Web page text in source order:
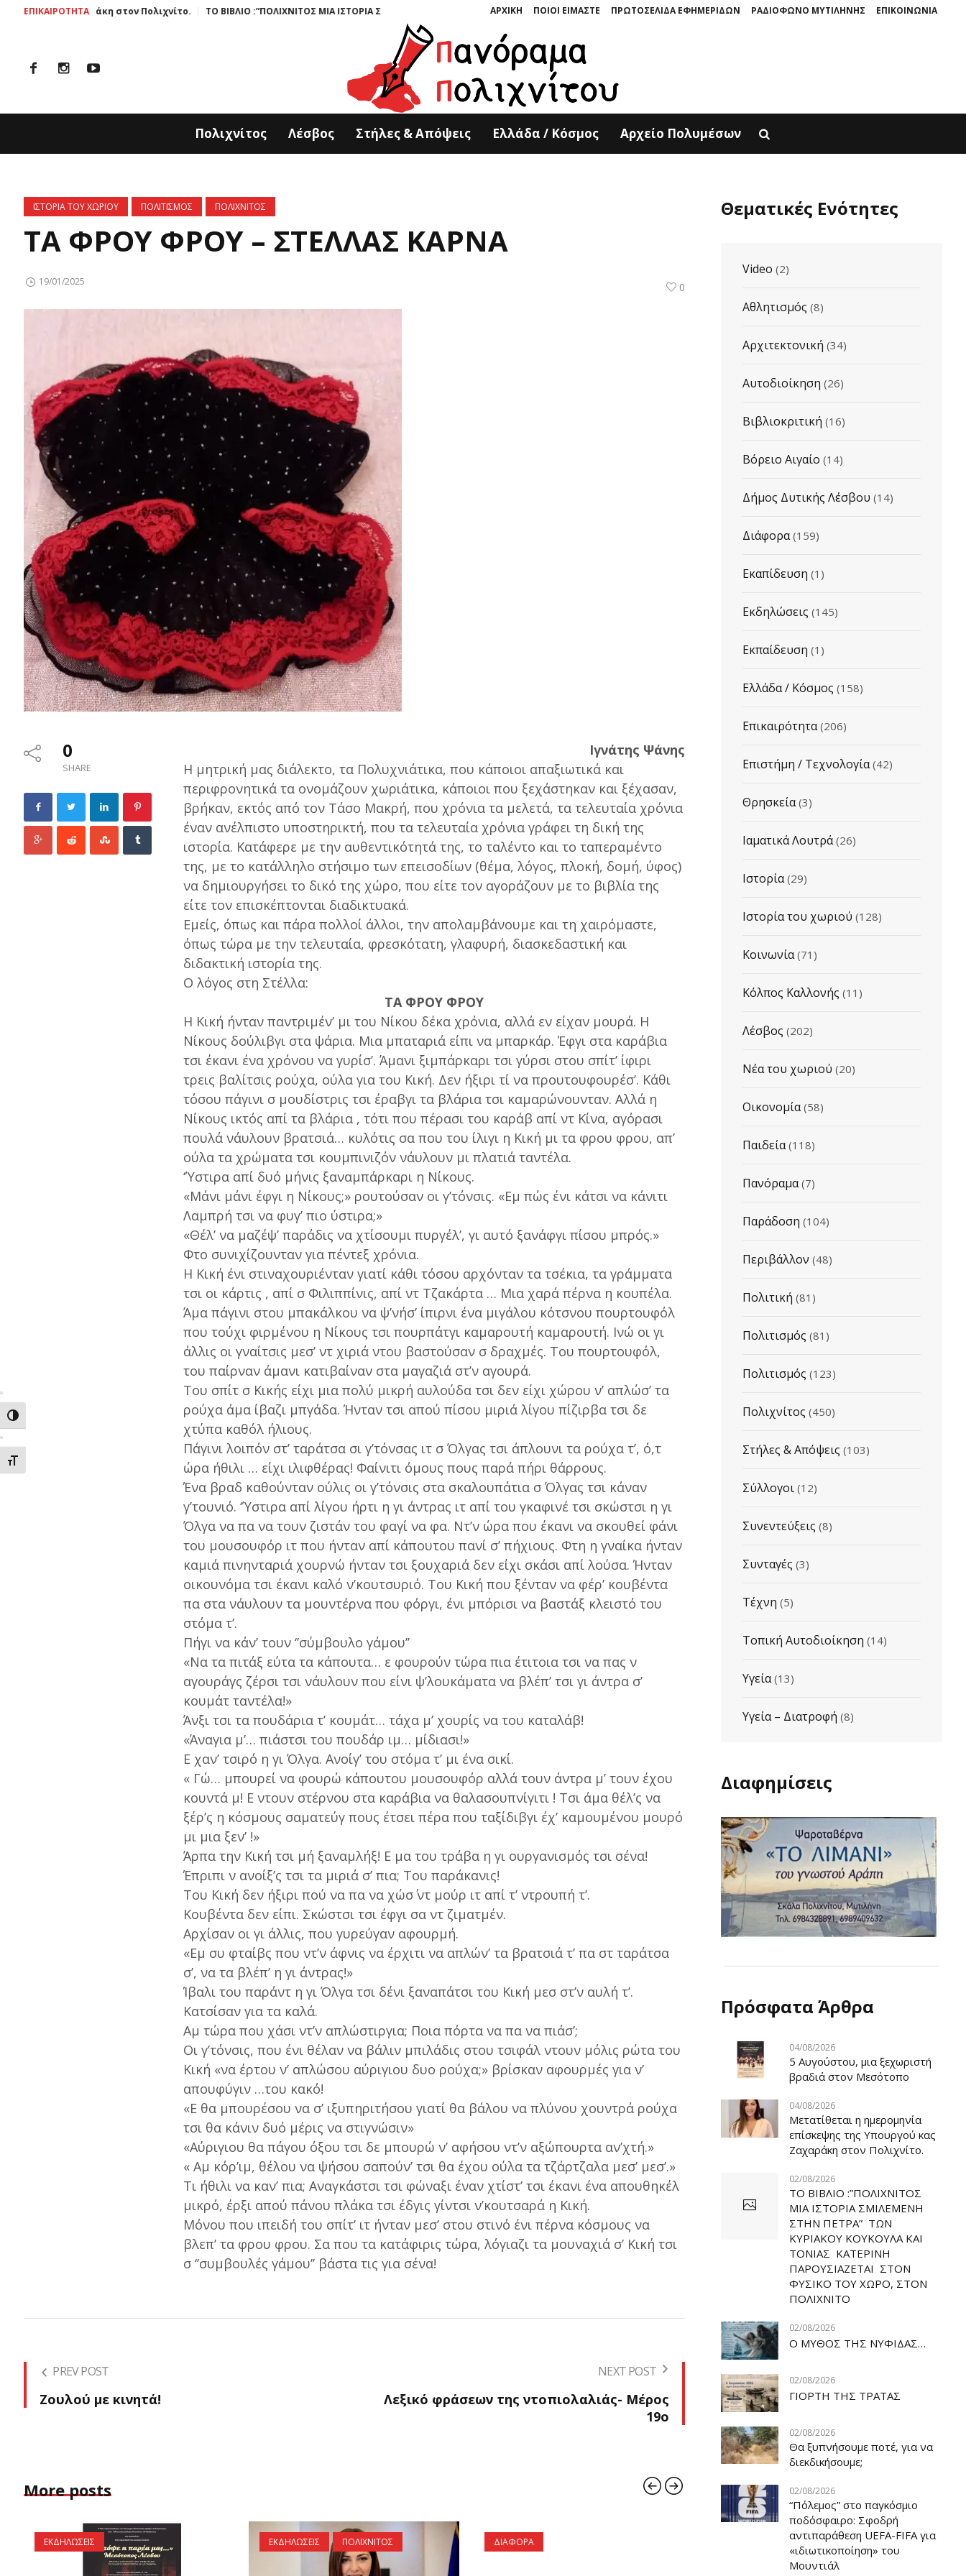
ΕΝΑΛΛΑΓΗ ΥΨΗΛΗΣ ΑΝΤΙΘΕΣΗΣ
ΕΝΑΛΛΑΓΗ ΜΕΓΕΘΟΥΣ ΓΡΑΜΜΑΤΩΝ
ΑΡΧΙΚΗ ΠΟΙΟΙ ΕΙΜΑΣΤΕ ΠΡΩΤΟΣΕΛΙΔΑ ΕΦΗΜΕΡΙΔΩΝ ΡΑΔΙΟΦΩΝΟ ΜΥΤΙΛΗΝΗΣ ΕΠΙΚΟΙΝΩΝΙΑ
ΕΠΙΚΑΙΡΟΤΗΤΑ
Ζαχαράκη στον Πολιχνίτο. ΤΟ ΒΙΒΛΙΟ :”ΠΟΛΙΧΝΙΤΟΣ ΜΙΑ ΙΣΤΟΡΙΑ ΣΜΙΛΕΜΕΝΗ ΣΤΗΝ ΠΕΤΡΑ” ΤΩΝ ΚΥΡΙΑΚΟΥ ΚΟΥΚΟΥΛΑ ΚΑΙ ΤΟΝΙΑΣ ΚΑΤΕΡΙΝΗ ΠΑΡΟΥΣΙΑΖΕΤΑΙ ΣΤΟΝ ΦΥΣΙΚΟ ΤOY ΧΩΡΟ, ΣΤΟΝ ΠΟΛΙΧΝΙΤΟ
Πολιχνίτος Λέσβος Στήλες & Απόψεις Ελλάδα / Κόσμος Αρχείο Πολυμέσων
ΙΣΤΟΡΙΑ ΤΟΥ ΧΩΡΙΟΥ ΠΟΛΙΤΙΣΜΟΣ ΠΟΛΙΧΝΙΤΟΣ
ΤΑ ΦΡΟΥ ΦΡΟΥ – ΣΤΕΛΛΑΣ ΚΑΡΝΑ
0
19/01/2025
0
SHARE
Ιγνάτης Ψάνης
Η μητρική μας διάλεκτο, τα Πολυχνιάτικα, που κάποιοι απαξιωτικά και
περιφρονητικά τα ονομάζουν χωριάτικα, κάποιοι που ξεχάστηκαν και ξέχασαν,
βρήκαν, εκτός από τον Τάσο Μακρή, που χρόνια τα μελετά, τα τελευταία χρόνια
έναν ανέλπιστο υποστηρικτή, που τα τελευταία χρόνια γράφει τη δική της
ιστορία. Kατάφερε με την αυθεντικότητά της, το ταλέντο και το ταπεραμέντο
της, με το κατάλληλο στήσιμο των επεισοδίων (θέμα, λόγος, πλοκή, δομή, ύφος)
να δημιουργήσει το δικό της χώρο, που είτε τον αγοράζουν με το βιβλία της
είτε τον επισκέπτονται διαδικτυακά.
Εμείς, όπως και πάρα πολλοί άλλοι, την απολαμβάνουμε και τη χαιρόμαστε,
όπως τώρα με την τελευταία, φρεσκότατη, γλαφυρή, διασκεδαστική και
διδακτική ιστορία της.
Ο λόγος στη Στέλλα:
ΤΑ ΦΡΟΥ ΦΡΟΥ
Η Κική ήνταν παντριμέν’ μι του Νίκου δέκα χρόνια, αλλά εν είχαν μουρά. Η
Νίκους δούλιβγι στα ψάρια. Μια μπαταριά είπι να μπαρκάρ. Έφγι στα καράβια
τσι έκανι ένα χρόνου να γυρίσ’. Άμανι ξιμπάρκαρι τσι γύρσι στου σπίτ’ ίφιρι
τρεις βαλίτσις ρούχα, ούλα για του Κική. Δεν ήξιρι τί να προυτουφουρέσ’. Κάθι
τόσου πάγινι σ μουδίστρις τσι έραβγι τα βλάρια τσι καμαρώνουνταν. Αλλά η
Νίκους ικτός απί τα βλάρια , τότι που πέρασι του καράβ απί ντ Κίνα, αγόρασι
πουλά νάυλουν βρατσιά… κυλότις σα που του ίλιγι η Κική μι τα φρου φρου, απ’
ούλα τα χρώματα τσι κουμπινιζόν νάυλουν μι πλατιά ταντέλα.
‘Ύστιρα απί δυό μήνις ξαναμπάρκαρι η Νίκους.
«Μάνι μάνι έφγι η Νίκους;» ρουτούσαν οι γ’τόνσις. «Εμ πώς ένι κάτσι να κάνιτι
Λαμπρή τσι να φυγ’ πιο ύστιρα;»
«Θέλ’ να μαζέψ’ παράδις να χτίσουμι πυργέλ’, γι αυτό ξανάφγι πίσου μπρός.»
Φτο συνιχίζουνταν για πέντεξ χρόνια.
Η Κική ένι στιναχουριένταν γιατί κάθι τόσου αρχόνταν τα τσέκια, τα γράμματα
τσι οι κάρτις , απί σ Φιλιππίνις, απί ντ Τζακάρτα … Μια χαρά πέρνα η κουπέλα.
Άμα πάγινι στου μπακάλκου να ψ’νήσ’ ίπιρνι ένα μιγάλου κότσνου πουρτουφόλ
που τούχι φιρμένου η Νίκους τσι πουρπάτγι καμαρουτή καμαρουτή. Ινώ οι γι
άλλις οι γναίτσις μεσ’ ντ χιριά ντου βαστούσαν σ δραχμές. Του πουρτουφόλ,
του παίρναν άμανι κατιβαίναν στα μαγαζιά στ’ν αγουρά.
Του σπίτ σ Κικής είχι μια πολύ μικρή αυλούδα τσι δεν είχι χώρου ν’ απλώσ’ τα
ρούχα άμα ίβαζι μπγάδα. Ήνταν τσι απού πίσου μιριά λίγου πίζιρβα τσι δε
χτύπα καθόλ ήλιους.
Πάγινι λοιπόν στ’ ταράτσα σι γ’τόνσας ιτ σ Όλγας τσι άπλουνι τα ρούχα τ’, ό,τ
ώρα ήθιλι … είχι ιλιφθέρας! Φαίνιτι όμους πους παρά πήρι θάρρους.
Ένα βραδ καθούνταν ούλις οι γ’τόνσις στα σκαλουπάτια σ Όλγας τσι κάναν
γ’τουνιό. ‘Ύστιρα απί λίγου ήρτι η γι άντρας ιτ απί του γκαφινέ τσι σκώστσι η γι
Όλγα να πα να τουν ζιστάν του φαγί να φα. Ντ’ν ώρα που έκανι να σκουθεί φάνι
του μουσουφόρ ιτ που ήνταν απί κάπουτου πανί σ’ πήχιους. Φτη η γναίκα ήνταν
καμιά πινηνταριά χουρνώ ήνταν τσι ξουχαριά δεν είχι σκάσι απί λούσα. Ήνταν
οικουνόμα τσι έκανι καλό ν’κουτσυριό. Του Κική που ξένταν να φέρ’ κουβέντα
πα στα νάυλουν τα μουντέρνα που φόργι, ένι μπόρισι να βαστάξ κλειστό του
στόμα τ’.
Πήγι να κάν’ τουν ‘’σύμβουλο γάμου’’
«Να τα πιτάξ εύτα τα κάπουτα… ε φουρούν τώρα πια έτιτοια τσι να πας ν
αγουράγς ζέρσι τσι νάυλουν που είνι ψ’λουκάματα να βλέπ’ τσι γι άντρα σ’
κουμάτ ταντέλα!»
Άνξι τσι τα πουδάρια τ’ κουμάτ… τάχα μ’ χουρίς να του καταλάβ!
«Άναγια μ’… πιάστσι του πουδάρ ιμ… μίδιασι!»
Ε χαν’ τσιρό η γι Όλγα. Ανοίγ’ του στόμα τ’ μι ένα σικί.
« Γώ… μπουρεί να φουρώ κάπουτου μουσουφόρ αλλά τουν άντρα μ’ τουν έχου
κουντά μ! Ε ντουν στέρνου στα καράβια να θαλασουπνίγιτι ! Τσι άμα θέλ’ς να
ξέρ’ς η κόσμους σαματεύγ πους έτσει πέρα που ταξίδιβγι έχ’ καμουμένου μουρό
μι μια ξεν’ !»
Άρπα την Κική τσι μή ξαναμλήξ! Ε μα του τράβα η γι ουργανισμός τσι σένα!
Έπριπι ν ανοίξ’ς τσι τα μιριά σ’ πια; Του παράκανις!
Του Κική δεν ήξιρι πού να πα να χώσ΄ ντ μούρ ιτ απί τ’ ντρουπή τ’.
Κουβέντα δεν είπι. Σκώστσι τσι έφγι σα ντ ζιματμέν.
Αρχίσαν οι γι άλλις, που γυρεύγαν αφουρμή.
«Εμ συ φταίβς που ντ’ν άφνις να έρχιτι να απλών’ τα βρατσιά τ’ πα στ ταράτσα
σ’, να τα βλέπ’ η γι άντρας!»
Ίβαλι του παράντ η γι Όλγα τσι δένι ξαναπάτσι του Κική μεσ στ’ν αυλή τ’.
Κατσίσαν για τα καλά.
Αμ τώρα που χάσι ντ’ν απλώστιργια; Ποια πόρτα να πα να πιάσ’;
Οι γ’τόνσις, που ένι θέλαν να βάλιν μπιλάδις στου τσιφάλ ντουν μόλις ρώτα του
Κική «να έρτου ν’ απλώσου αύριγιου δυο ρούχα;» βρίσκαν αφουρμές για ν’
απουφύγιν …του κακό!
«Ε θα μπουρέσου να σ’ ιξυπηριτήσου γιατί θα βάλου να πλύνου χουντρά ρούχα
τσι θα κάνιν δυό μέρις να στιγνώσιν»
«Αύριγιου θα πάγου όξου τσι δε μπουρώ ν’ αφήσου ντ’ν αξώπουρτα αν’χτή.»
« Αμ κόρ’ιμ, θέλου να ψήσου σαπούν’ τσι θα έχου ούλα τα τζάρτζαλα μεσ’ μεσ’.»
Τι ήθιλι να καν’ πια; Αναγκάστσι τσι φώναξι έναν χτίστ’ τσι έκανι ένα απουθηκέλ
μικρό, έρξι απού πάνου πλάκα τσι έδγις γίντσι ν’κουτσαρά η Κική.
Μόνου που ιπειδή του σπίτ’ ιτ ήνταν μεσ’ στου στινό ένι πέρνα κόσμους να
βλεπ’ τα φρου φρου. Σα που τα κατάφιρις τώρα, λόγιαζι τα μουναχιά σ’ Κική τσι
σ ‘’συμβουλές γάμου’’ βάστα τις για σένα!
PREV POST
Ζουλού με κινητά!
NEXT POST
Λεξικό φράσεων της ντοπιολαλιάς- Μέρος
19ο
More posts
ΕΚΔΗΛΩΣΕΙΣ ΕΚΔΗΛΩΣΕΙΣ ΠΟΛΙΧΝΙΤΟΣ ΔΙΑΦΟΡΑ
ΠΑΡΑΔΟΣΗ
Θεματικές Ενότητες
Video (2)
Αθλητισμός (8)
Αρχιτεκτονική (34)
Αυτοδιοίκηση (26)
Βιβλιοκριτική (16)
Βόρειο Αιγαίο (14)
Δήμος Δυτικής Λέσβου (14)
Διάφορα(159)
Εκαπίδευση (1)
Εκδηλώσεις (145)
Εκπαίδευση (1)
Ελλάδα / Κόσμος (158)
Επικαιρότητα(206)
Επιστήμη / Τεχνολογία(42)
Θρησκεία(3)
Ιαματικά Λουτρά(26)
Ιστορία(29)
Ιστορία του χωριού (128)
Κοινωνία(71)
Κόλπος Καλλονής (11)
Λέσβος (202)
Νέα του χωριού (20)
Οικονομία(58)
Παιδεία(118)
Πανόραμα(7)
Παράδοση (104)
Περιβάλλον (48)
Πολιτική (81)
Πολιτισμός (81)
Πολιτισμός (123)
Πολιχνίτος (450)
Στήλες & Απόψεις (103)
Σύλλογοι(12)
Συνεντεύξεις (8)
Συνταγές (3)
Τέχνη (5)
Τοπική Αυτοδιοίκηση (14)
Υγεία(13)
Υγεία – Διατροφή (8)
Διαφημίσεις
Πρόσφατα Άρθρα
04/08/2026
5 Αυγούστου, μια ξεχωριστή
βραδιά στον Μεσότοπο
04/08/2026
Μετατίθεται η ημερομηνία
επίσκεψης της Υπουργού κας
Ζαχαράκη στον Πολιχνίτο.
02/08/2026
ΤΟ ΒΙΒΛΙΟ :”ΠΟΛΙΧΝΙΤΟΣ
ΜΙΑ ΙΣΤΟΡΙΑ ΣΜΙΛΕΜΕΝΗ
ΣΤΗΝ ΠΕΤΡΑ” ΤΩΝ
ΚΥΡΙΑΚΟΥ ΚΟΥΚΟΥΛΑ ΚΑΙ
ΤΟΝΙΑΣ ΚΑΤΕΡΙΝΗ
ΠΑΡΟΥΣΙΑΖΕΤΑΙ ΣΤΟΝ
ΦΥΣΙΚΟ ΤOY ΧΩΡΟ, ΣΤΟΝ
ΠΟΛΙΧΝΙΤΟ
02/08/2026
Ο ΜΥΘΟΣ ΤΗΣ ΝΥΦΙΔΑΣ…
02/08/2026
ΓΙΟΡΤΗ ΤΗΣ ΤΡΑΤΑΣ
02/08/2026
Θα ξυπνήσουμε ποτέ, για να
διεκδικήσουμε;
02/08/2026
“Πόλεμος” στο παγκόσμιο
ποδόσφαιρο: Σφοδρή
αντιπαράθεση UEFA-FIFA για
«ιδιωτικοποίηση» του
Μουντιάλ